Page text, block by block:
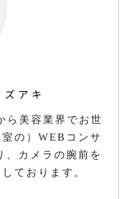
ら美容業界でお世
の）WEBコンサ
、カメラの腕前を
ております。